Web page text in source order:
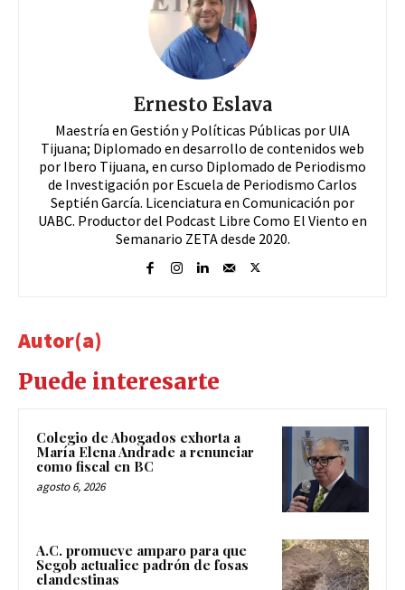
Ernesto Eslava
Maestría en Gestión y Políticas Públicas por UIA
Tijuana; Diplomado en desarrollo de contenidos web
por Ibero Tijuana, en curso Diplomado de Periodismo
de Investigación por Escuela de Periodismo Carlos
Septién García. Licenciatura en Comunicación por
UABC. Productor del Podcast Libre Como El Viento en
Semanario ZETA desde 2020.
Autor(a)
Puede interesarte
Colegio de Abogados exhorta a
María Elena Andrade a renunciar
como fiscal en BC
agosto 6, 2026
A.C. promueve amparo para que
Segob actualice padrón de fosas
clandestinas